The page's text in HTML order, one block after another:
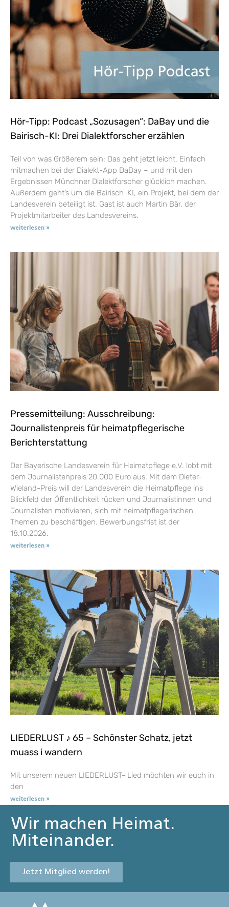
Hör-Tipp: Podcast „Sozusagen“: DaBay und die
Bairisch-KI: Drei Dialektforscher erzählen
Teil von was Größerem sein: Das geht jetzt leicht. Einfach
mitmachen bei der Dialekt-App DaBay – und mit den
Ergebnissen Münchner Dialektforscher glücklich machen.
Außerdem geht’s um die Bairisch-KI, ein Projekt, bei dem der
Landesverein beteiligt ist. Gast ist auch Martin Bär, der
Projektmitarbeiter des Landesvereins.
weiterlesen »
Pressemitteilung: Ausschreibung:
Journalistenpreis für heimatpflegerische
Berichterstattung
Der Bayerische Landesverein für Heimatpflege e.V. lobt mit
dem Journalistenpreis 20.000 Euro aus. Mit dem Dieter-
Wieland-Preis will der Landesverein die Heimatpflege ins
Blickfeld der Öffentlichkeit rücken und Journalistinnen und
Journalisten motivieren, sich mit heimatpflegerischen
Themen zu beschäftigen. Bewerbungsfrist ist der
18.10.2026.
weiterlesen »
LIEDERLUST ♪ 65 – Schönster Schatz, jetzt
muass i wandern
Mit unserem neuen LIEDERLUST- Lied möchten wir euch in
den
weiterlesen »
Wir machen Heimat.
Miteinander.
Jetzt Mitglied werden!